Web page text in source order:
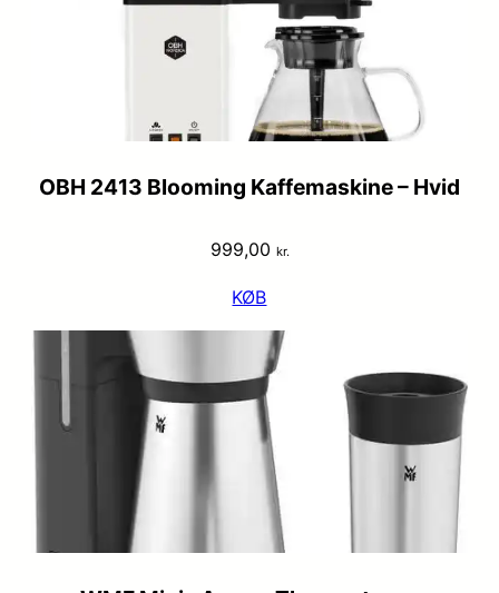
OBH 2413 Blooming Kaffemaskine – Hvid
999,00 kr.
KØB